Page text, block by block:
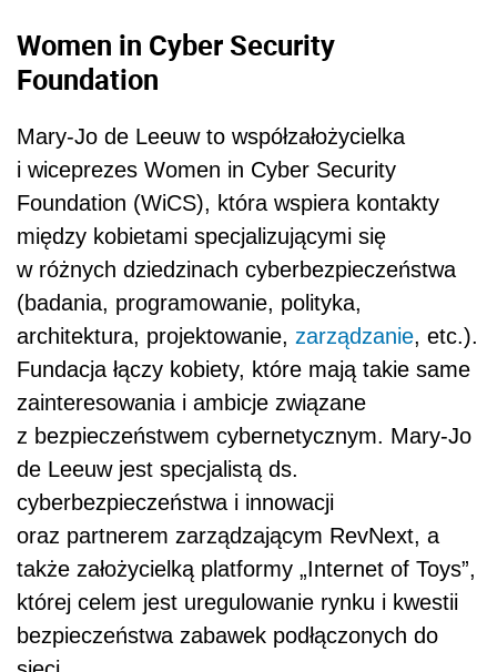
Women in Cyber Security
Foundation
Mary-Jo de Leeuw to współzałożycielka
i wiceprezes Women in Cyber Security
Foundation (WiCS), która wspiera kontakty
między kobietami specjalizującymi się
w różnych dziedzinach cyberbezpieczeństwa
(badania, programowanie, polityka,
architektura, projektowanie, zarządzanie, etc.).
Fundacja łączy kobiety, które mają takie same
zainteresowania i ambicje związane
z bezpieczeństwem cybernetycznym. Mary-Jo
de Leeuw jest specjalistą ds.
cyberbezpieczeństwa i innowacji
oraz partnerem zarządzającym RevNext, a
także założycielką platformy „Internet of Toys”,
której celem jest uregulowanie rynku i kwestii
bezpieczeństwa zabawek podłączonych do